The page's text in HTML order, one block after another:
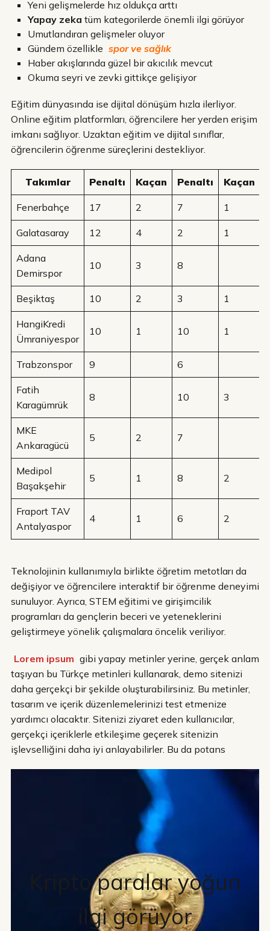
Yeni gelişmelerde hız oldukça arttı
Yapay zeka tüm kategorilerde önemli ilgi görüyor
Umutlandıran gelişmeler oluyor
Gündem özellikle spor ve sağlık
Haber akışlarında güzel bir akıcılık mevcut
Okuma seyri ve zevki gittikçe gelişiyor
Eğitim dünyasında ise dijital dönüşüm hızla ilerliyor.
Online eğitim platformları, öğrencilere her yerden erişim
imkanı sağlıyor. Uzaktan eğitim ve dijital sınıflar,
öğrencilerin öğrenme süreçlerini destekliyor.
Takımlar Penaltı Kaçan Penaltı Kaçan
Fenerbahçe 17 2 7 1
Galatasaray 12 4 2 1
Adana
Demirspor
10 3 8
Beşiktaş 10 2 3 1
HangiKredi
Ümraniyespor
10 1 10 1
Trabzonspor 9 6
Fatih
Karagümrük
8 10 3
MKE
Ankaragücü
5 2 7
Medipol
Başakşehir
5 1 8 2
Fraport TAV
Antalyaspor
4 1 6 2
Teknolojinin kullanımıyla birlikte öğretim metotları da
değişiyor ve öğrencilere interaktif bir öğrenme deneyimi
sunuluyor. Ayrıca, STEM eğitimi ve girişimcilik
programları da gençlerin beceri ve yeteneklerini
geliştirmeye yönelik çalışmalara öncelik veriliyor.
Lorem ipsum gibi yapay metinler yerine, gerçek anlam
taşıyan bu Türkçe metinleri kullanarak, demo sitenizi
daha gerçekçi bir şekilde oluşturabilirsiniz. Bu metinler,
tasarım ve içerik düzenlemelerinizi test etmenize
yardımcı olacaktır. Sitenizi ziyaret eden kullanıcılar,
gerçekçi içeriklerle etkileşime geçerek sitenizin
işlevselliğini daha iyi anlayabilirler. Bu da potans
Kripto paralar yoğun
ilgi görüyor